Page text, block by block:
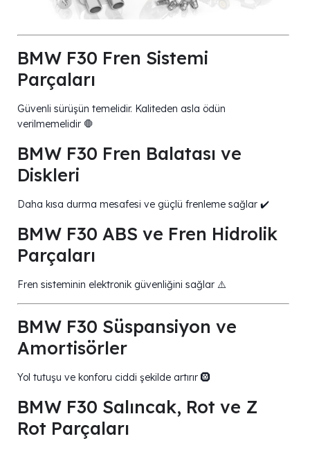
BMW F30 Fren Sistemi
Parçaları
Güvenli sürüşün temelidir. Kaliteden asla ödün
verilmemelidir 🛑
BMW F30 Fren Balatası ve
Diskleri
Daha kısa durma mesafesi ve güçlü frenleme sağlar ✔️
BMW F30 ABS ve Fren Hidrolik
Parçaları
Fren sisteminin elektronik güvenliğini sağlar ⚠️
BMW F30 Süspansiyon ve
Amortisörler
Yol tutuşu ve konforu ciddi şekilde artırır 🛞
BMW F30 Salıncak, Rot ve Z
Rot Parçaları